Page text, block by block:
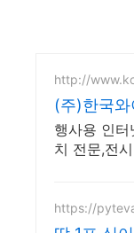
http://
(주)한국와
처 빠른상
행사용 인터
치 전문,전
유, 다양한
전문성있는
https://